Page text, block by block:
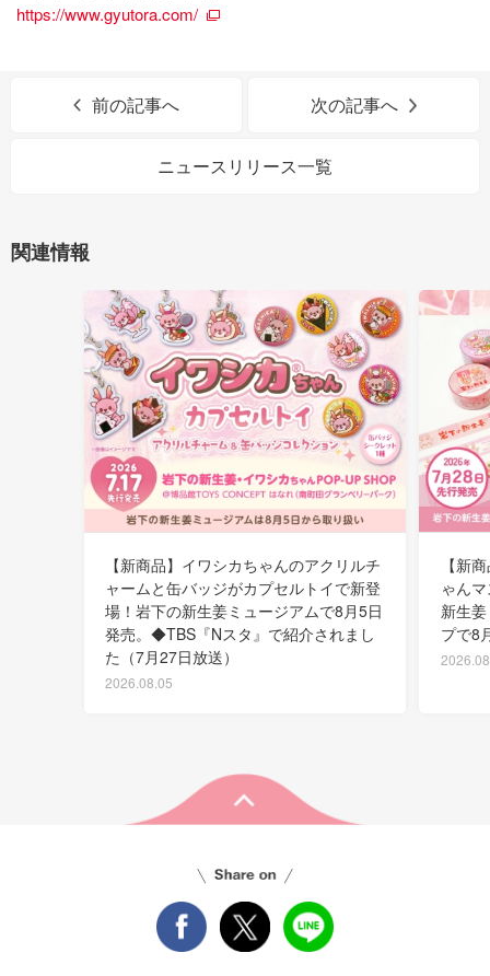
https://www.gyutora.com/
前の記事へ 次の記事へ
ニュースリリース一覧
関連情報
【新商品】イワシカちゃんのアクリルチ
ャームと缶バッジがカプセルトイで新登
場！岩下の新生姜ミュージアムで8月5日
発売。◆TBS『Nスタ』で紹介されまし
た（7月27日放送）
2026.08.05
【新
ゃん
新生
プで8